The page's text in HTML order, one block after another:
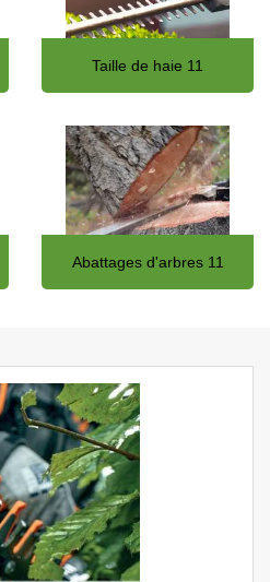
Taille de haie 11
Abattages d'arbres 11